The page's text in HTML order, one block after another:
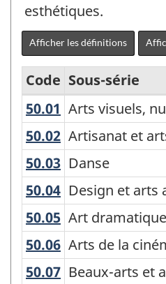
esthétiques.
Afficher les définitions
Classification
des
programmes
d'enseignement
(CPE)
Canada
2021
version
Code Sous-série
50.01 Arts visuels,
Arts visuels,
50.02 Artisanat et
Artisanat et
50.03 Danse
Danse
50.04 Design et arts
Design et arts
50.05 Art
Art
50.06 Arts de la
Arts de la
50.07 Beaux-arts et
Beaux-arts et